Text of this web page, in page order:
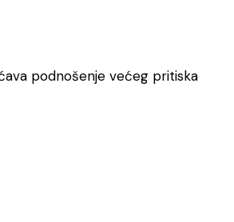
podnošenje većeg pritiska